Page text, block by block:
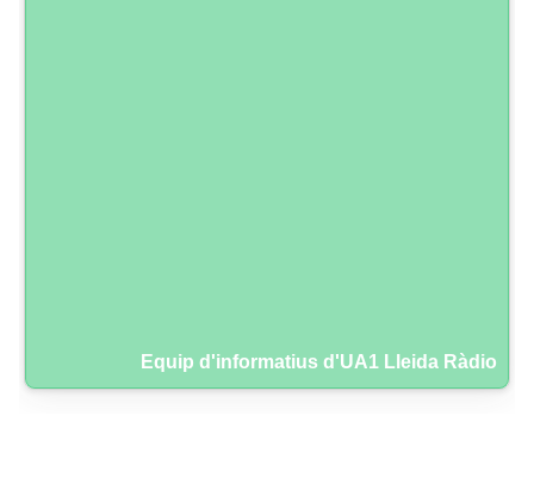
Equip d'informatius d'UA1 Lleida Ràdio